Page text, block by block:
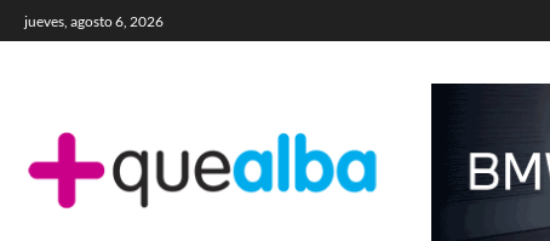
jueves, agosto 6, 2026